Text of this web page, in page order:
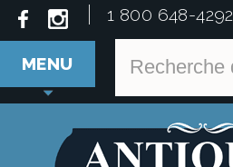
1 800 648-4292
MENU